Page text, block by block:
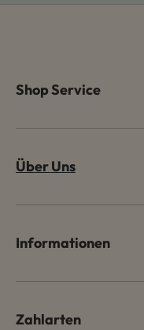
Shop Service
Über Uns
Informationen
Zahlarten